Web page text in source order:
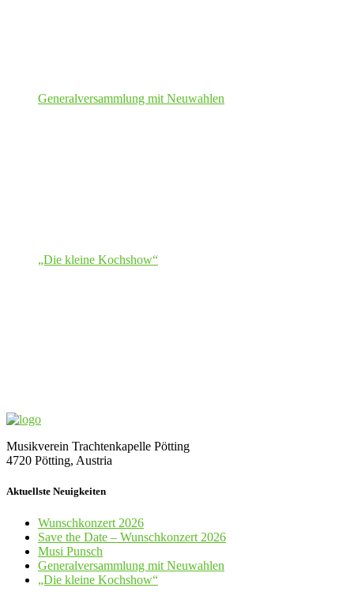
Generalversammlung mit Neuwahlen
„Die kleine Kochshow“
Musikverein Trachtenkapelle Pötting
4720 Pötting, Austria
Aktuellste Neuigkeiten
Wunschkonzert 2026
Save the Date – Wunschkonzert 2026
Musi Punsch
Generalversammlung mit Neuwahlen
„Die kleine Kochshow“